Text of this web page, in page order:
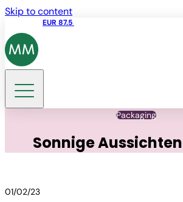
Skip to content
EUR 87.5
Packaging
Sonnige
01/02/23